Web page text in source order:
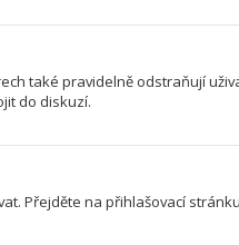
také pravidelně odstraňují
do diskuzí.
Přejděte na přihlašovací